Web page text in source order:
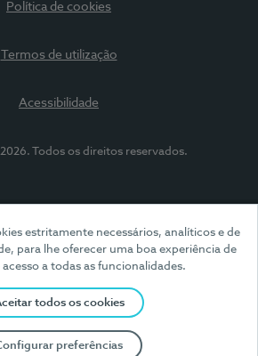
estritamente necessários, analíticos e de
para lhe oferecer uma boa experiência de
acesso a todas as funcionalidades.
todos os cookies
preferências
Política de cookies
Termos de utilização
Acessibilidade
Todos os direitos reservados.